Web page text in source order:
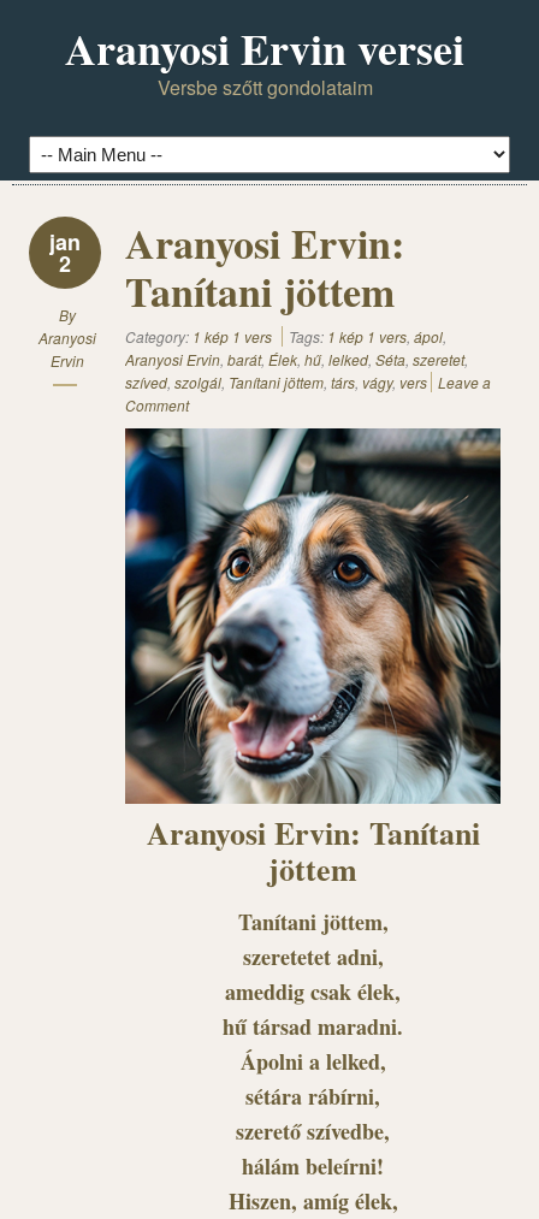
Aranyosi Ervin versei
Versbe szőtt gondolataim
jan
2
By
Aranyosi
Ervin
Aranyosi Ervin:
Tanítani jöttem
Category: 1 kép 1 vers Tags: 1 kép 1 vers, ápol,
Aranyosi Ervin, barát, Élek, hű, lelked, Séta, szeretet,
szíved, szolgál, Tanítani jöttem, társ, vágy, vers Leave a
Comment
Aranyosi Ervin: Tanítani
jöttem
Tanítani jöttem,
szeretetet adni,
ameddig csak élek,
hű társad maradni.
Ápolni a lelked,
sétára rábírni,
szerető szívedbe,
hálám beleírni!
Hiszen, amíg élek,